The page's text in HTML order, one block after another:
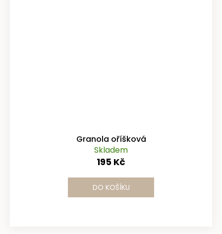
Granola oříšková
Skladem
195 Kč
DO KOŠÍKU